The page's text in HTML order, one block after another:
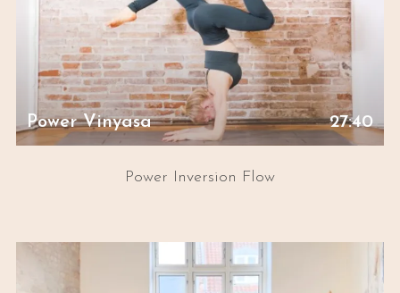
Power Vinyasa 27:40
Power Inversion Flow